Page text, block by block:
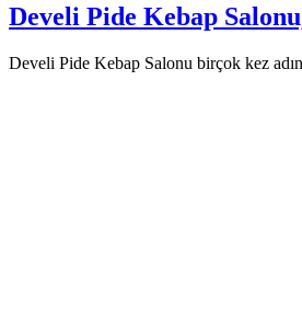
Develi Pide Kebap
Develi Pide Kebap Salonu birçok kez